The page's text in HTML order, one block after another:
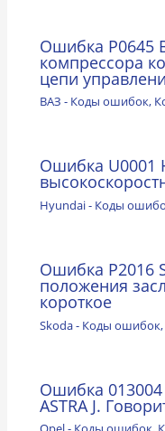
Ошибка P0645
компрессора
цепи
ВАЗ - Коды ошибок,
Ошибка U0001
Hyundai - Коды
Ошибка P2016
положения
короткое
Skoda - Коды ошибок,
Ошибка
ASTRA J.